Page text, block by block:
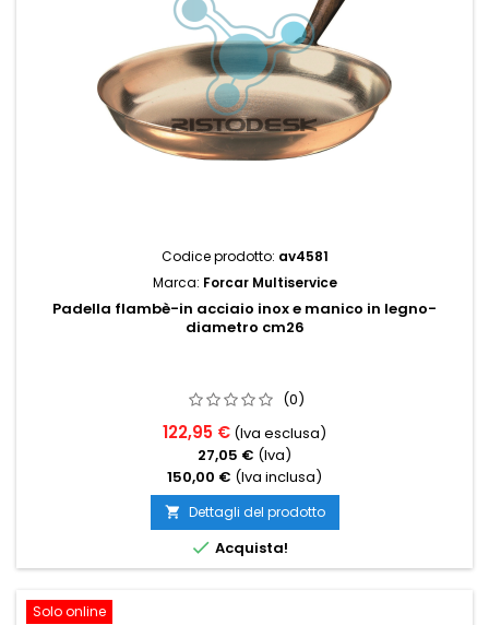
Codice prodotto: av4581
Marca: Forcar Multiservice
Padella flambè-in acciaio inox e manico in legno-
diametro cm26
(0)
122,95 € (Iva esclusa)
27,05 € (Iva)
150,00 € (Iva inclusa)
 Dettagli del prodotto
 Acquista!
Solo online